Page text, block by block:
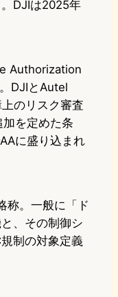
DJIは2025年
Authorization
DJIとAutel
のリスク審査
を定めた条
に盛り込まれ
称。一般に「ド
、その制御シ
制の対象定義